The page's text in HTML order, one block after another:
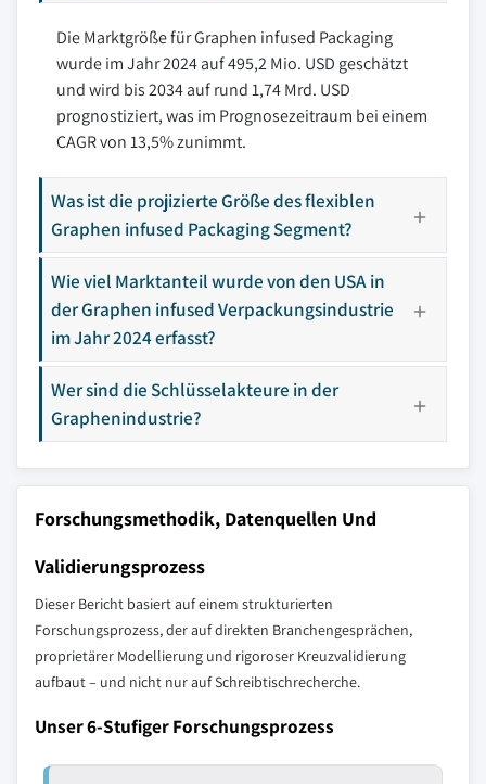
Die Marktgröße für Graphen infused Packaging
wurde im Jahr 2024 auf 495,2 Mio. USD geschätzt
und wird bis 2034 auf rund 1,74 Mrd. USD
prognostiziert, was im Prognosezeitraum bei einem
CAGR von 13,5% zunimmt.
Was ist die projizierte Größe des flexiblen
Graphen infused Packaging Segment?
Wie viel Marktanteil wurde von den USA in
der Graphen infused Verpackungsindustrie
im Jahr 2024 erfasst?
Wer sind die Schlüsselakteure in der
Graphenindustrie?
Forschungsmethodik, Datenquellen Und
Validierungsprozess
Dieser Bericht basiert auf einem strukturierten
Forschungsprozess, der auf direkten Branchengesprächen,
proprietärer Modellierung und rigoroser Kreuzvalidierung
aufbaut – und nicht nur auf Schreibtischrecherche.
Unser 6-Stufiger Forschungsprozess